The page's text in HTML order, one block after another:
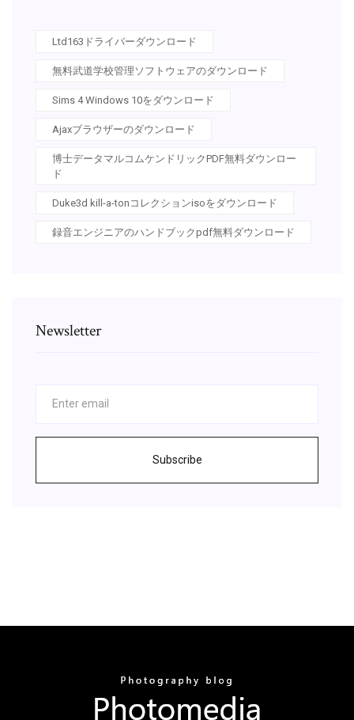
Ltd163ドライバーダウンロード
無料武道学校管理ソフトウェアのダウンロード
Sims 4 Windows 10をダウンロード
Ajaxブラウザーのダウンロード
博士データマルコムケンドリックPDF無料ダウンロー
ド
Duke3d kill-a-tonコレクションisoをダウンロード
録音エンジニアのハンドブックpdf無料ダウンロード
Newsletter
Subscribe